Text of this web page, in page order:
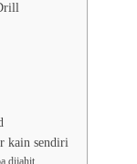
kain sendiri
dijahit